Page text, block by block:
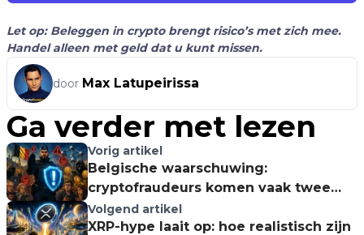
Let op: Beleggen in crypto brengt risico’s met zich mee.
Handel alleen met geld dat u kunt missen.
door Max Latupeirissa
Ga verder met lezen
Vorig artikel
Belgische waarschuwing:
cryptofraudeurs komen vaak twee
keer terug
Volgend artikel
XRP-hype laait op: hoe realistisch zijn